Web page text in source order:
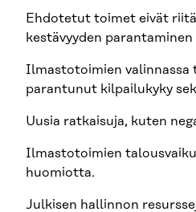
Ehdotetut toimet eivät
kestävyyden
Ilmastotoimien valinnassa
parantunut kilpailukyky
Uusia ratkaisuja, kuten
Ilmastotoimien
huomiotta.
Julkisen hallinnon